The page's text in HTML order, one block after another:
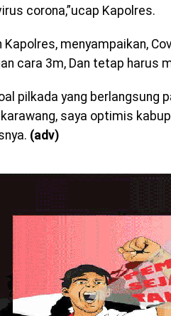
corona,”ucap Kapolres.
Kapolres, menyampaikan,
cara 3m, Dan tetap harus
pilkada yang berlangsung
saya optimis
(adv)